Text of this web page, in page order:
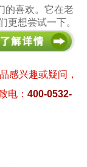
的喜欢。它在老
更想尝试一下。
感兴趣或疑问，
电： 400-0532-